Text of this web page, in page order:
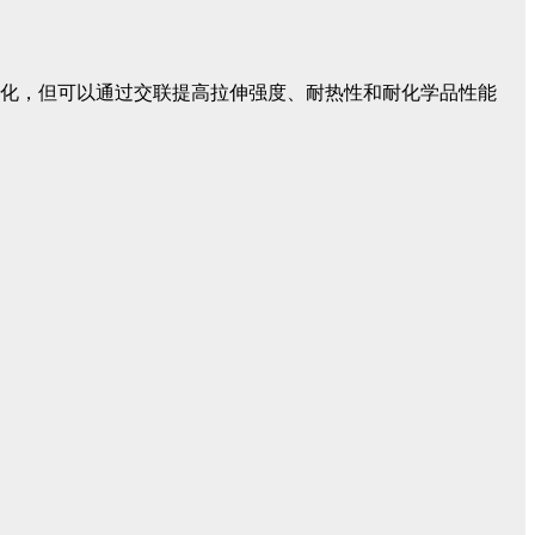
，但可以通过交联提高拉伸强度、耐热性和耐化学品性能